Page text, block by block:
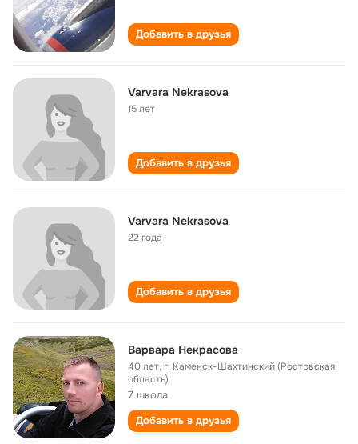
Добавить в друзья
Varvara Nekrasova
15 лет
Добавить в друзья
Varvara Nekrasova
22 года
Добавить в друзья
Варвара Некрасова
40 лет,г. Каменск-Шахтинский (Ростовская
область)
7 школа
Добавить в друзья